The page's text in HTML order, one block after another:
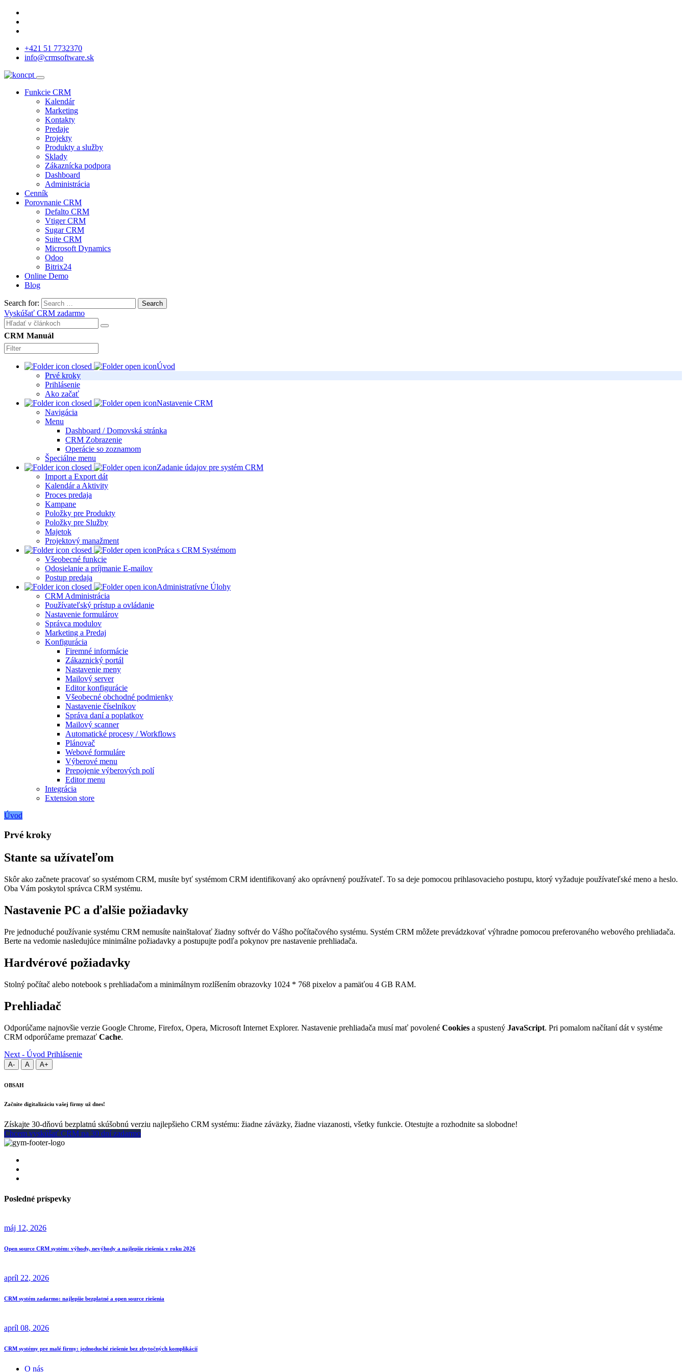
+421 51 7732370
info@crmsoftware.sk
Funkcie CRM
Kalendár
Marketing
Kontakty
Predaje
Projekty
Produkty a služby
Sklady
Zákaznícka podpora
Dashboard
Administrácia
Cenník
Porovnanie CRM
Defalto CRM
Vtiger CRM
Sugar CRM
Suite CRM
Microsoft Dynamics
Odoo
Bitrix24
Online Demo
Blog
Search for: Search
Vyskúšať CRM zadarmo
CRM Manuál
Úvod
Prvé kroky
Prihlásenie
Ako začať
Nastavenie CRM
Navigácia
Menu
Dashboard / Domovská stránka
CRM Zobrazenie
Operácie so zoznamom
Špeciálne menu
Zadanie údajov pre systém CRM
Import a Export dát
Kalendár a Aktivity
Proces predaja
Kampane
Položky pre Produkty
Položky pre Služby
Majetok
Projektový manažment
Práca s CRM Systémom
Všeobecné funkcie
Odosielanie a príjmanie E-mailov
Postup predaja
Administratívne Úlohy
CRM Administrácia
Používateľský prístup a ovládanie
Nastavenie formulárov
Správca modulov
Marketing a Predaj
Konfigurácia
Firemné informácie
Zákaznický portál
Nastavenie meny
Mailový server
Editor konfigurácie
Všeobecné obchodné podmienky
Nastavenie číselníkov
Správa daní a poplatkov
Mailový scanner
Automatické procesy / Workflows
Plánovač
Webové formuláre
Výberové menu
Prepojenie výberových polí
Editor menu
Integrácia
Extension store
Úvod
Prvé kroky
Stante sa užívateľom
Skôr ako začnete pracovať so systémom CRM, musíte byť systémom CRM identifikovaný ako oprávnený používateľ. To sa deje pomocou prihlasovacieho postupu, ktorý vyžaduje používateľské meno a heslo.
Oba Vám poskytol správca CRM systému.
Nastavenie PC a ďalšie požiadavky
Pre jednoduché používanie systému CRM nemusíte nainštalovať žiadny softvér do Vášho počítačového systému. Systém CRM môžete prevádzkovať výhradne pomocou preferovaného webového prehliadača.
Berte na vedomie nasledujúce minimálne požiadavky a postupujte podľa pokynov pre nastavenie prehliadača.
Hardvérové požiadavky
Stolný počítač alebo notebook s prehliadačom a minimálnym rozlíšením obrazovky 1024 * 768 pixelov a pamäťou 4 GB RAM.
Prehliadač
Odporúčame najnovšie verzie Google Chrome, Firefox, Opera, Microsoft Internet Explorer. Nastavenie prehliadača musí mať povolené Cookies a spustený JavaScript. Pri pomalom načítaní dát v systéme
CRM odporúčame premazať Cache.
Next - Úvod Prihlásenie
A- A A+
OBSAH
Začnite digitalizáciu vašej firmy už dnes!
Získajte 30-dňovú bezplatnú skúšobnú verziu najlepšieho CRM systému: žiadne záväzky, žiadne viazanosti, všetky funkcie. Otestujte a rozhodnite sa slobodne!
Chcem vyskúšať CRM na 30 dní zadarmo
Posledné príspevky
máj 12, 2026
Open source CRM systém: výhody, nevýhody a najlepšie riešenia v roku 2026
apríl 22, 2026
CRM systém zadarmo: najlepšie bezplatné a open source riešenia
apríl 08, 2026
CRM systémy pre malé firmy: jednoduché riešenie bez zbytočných komplikácií
O nás